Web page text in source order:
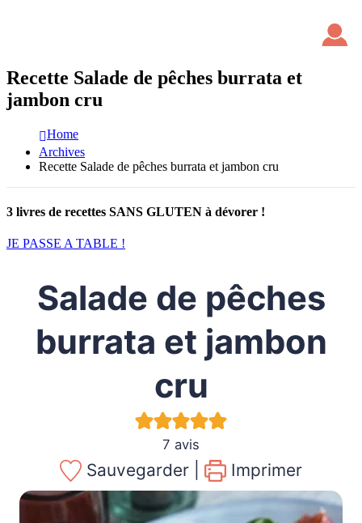
Recette Salade de pêches burrata et
jambon cru
Home
Archives
Recette Salade de pêches burrata et jambon cru
3 livres de recettes SANS GLUTEN à dévorer !
JE PASSE A TABLE !
Salade de pêches
burrata et jambon
cru
7 avis
Sauvegarder | Imprimer